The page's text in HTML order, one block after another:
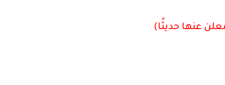
عنها حديثًا)